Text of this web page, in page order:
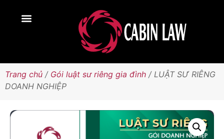
Trang chủ / Gói luật sư riêng gia đình / LUẬT SƯ RIÊNG
DOANH NGHIỆP